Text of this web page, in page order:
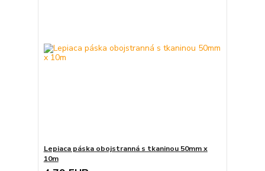
Lepiaca páska obojstranná s tkaninou 50mm x
10m